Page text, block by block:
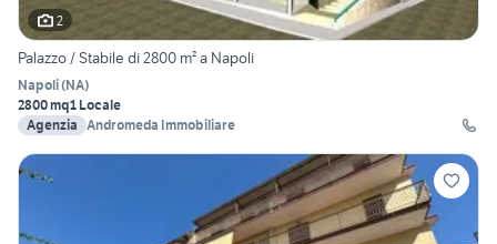
2
Palazzo / Stabile di 2800 m² a Napoli
Napoli(NA)
2800 mq1 Locale
Agenzia Andromeda Immobiliare